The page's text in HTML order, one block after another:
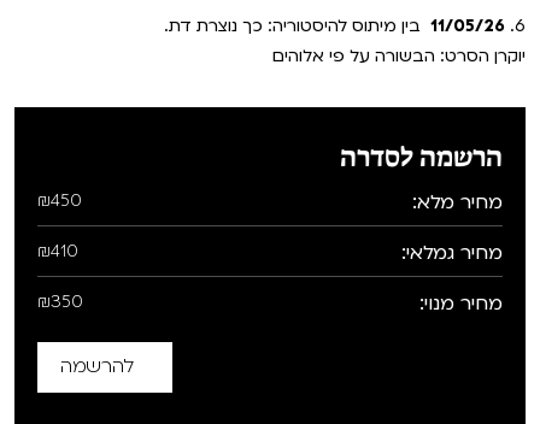
6.
11/05/26 בין מיתוס להיסטוריה: כך נוצרת דת.
יוקרן הסרט: הבשורה על פי אלוהים
הרשמה לסדרה
מחיר מלא: ₪450
מחיר גמלאי: ₪410
מחיר מנוי: ₪350
להרשמה